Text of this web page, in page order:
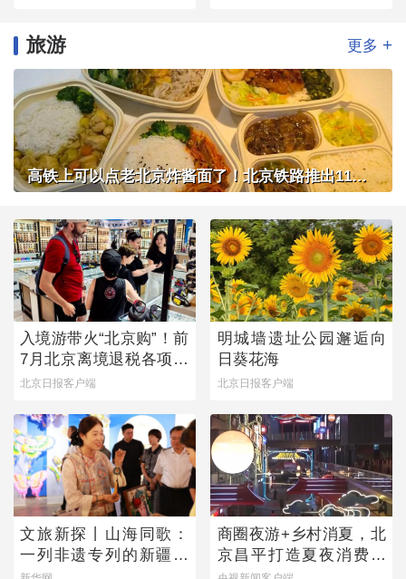
旅游 更多 +
高铁上可以点老北京炸酱面了！北京铁路推出11款新品高铁餐
入境游带火“北京购”！前
7月北京离境退税各项数
据均创新高
北京日报客户端
明城墙遗址公园邂逅向
日葵花海
北京日报客户端
文旅新探丨山海同歌：
一列非遗专列的新疆旅
程
商圈夜游+乡村消夏，北
京昌平打造夏夜消费新
图景